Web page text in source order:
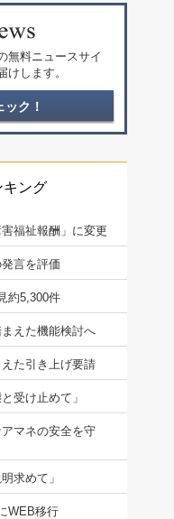
無料ニュースサイ
けします。
ク！
キング
福祉報酬」に変更
言を評価
約5,300件
えた機能検討へ
た引き上げ要請
受け止めて」
マネの安全を守
求めて」
WEB移行